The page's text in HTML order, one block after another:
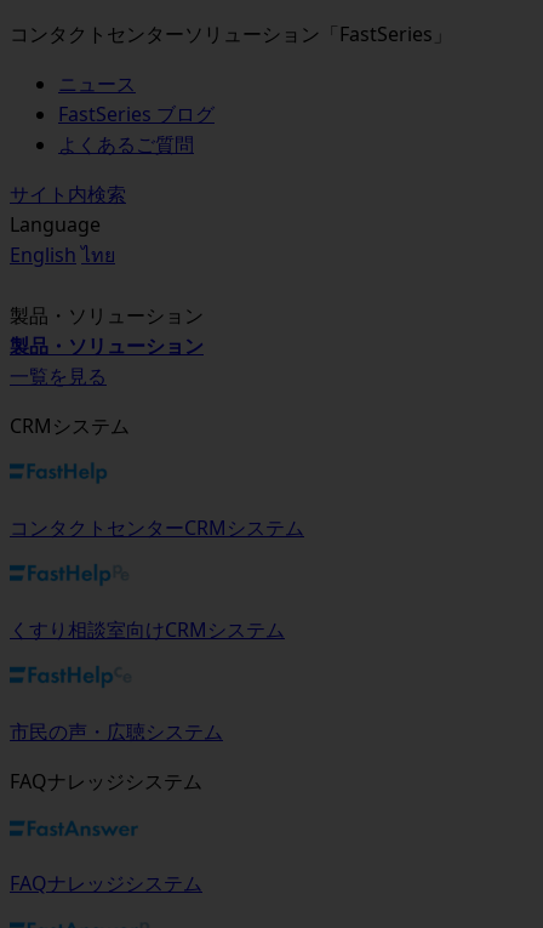
コンタクトセンターソリューション「FastSeries」
ニュース
FastSeries ブログ
よくあるご質問
サイト内検索
Language
English ไทย
製品・ソリューション
製品・ソリューション
一覧を見る
CRMシステム
コンタクトセンターCRMシステム
くすり相談室向けCRMシステム
市民の声・広聴システム
FAQナレッジシステム
FAQナレッジシステム